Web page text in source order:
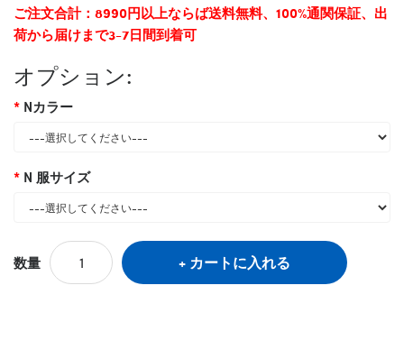
ご注文合計：8990円以上ならば送料無料、100%通関保証、出
荷から届けまで3-7日間到着可
オプション:
Nカラー
N 服サイズ
数量 カートに入れる